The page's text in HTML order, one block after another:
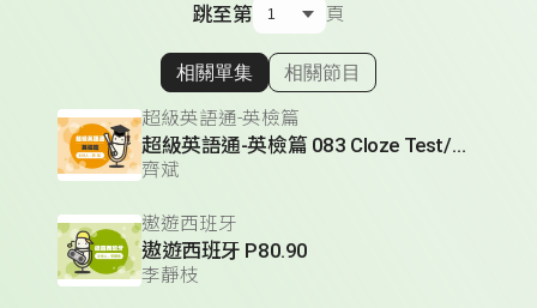
跳至第 頁
顯示相關單集
相關單集 相關節目
超級英語通-英檢篇
超級英語通-英檢篇 083 Cloze Test/段落填空-13
齊斌
遨遊西班牙
遨遊西班牙 P80.90
李靜枝